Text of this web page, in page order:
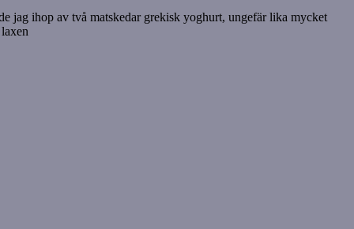
jag ihop av två matskedar grekisk yoghurt, ungefär lika mycket